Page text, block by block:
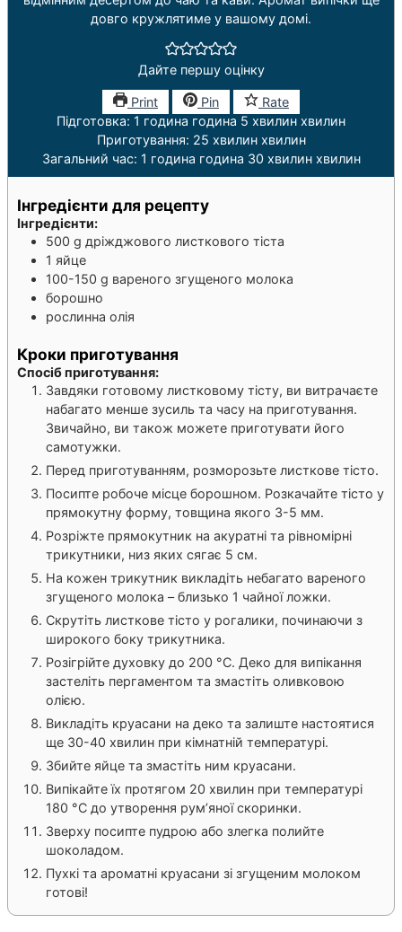
довго кружлятиме у вашому домі.
Дайте першу оцінку
Print Pin
Rate
Підготовка: 1 година година 5 хвилин хвилин
Приготування: 25 хвилин хвилин
Загальний час: 1 година година 30 хвилин хвилин
Інгредієнти для рецепту
Інгредієнти:
500 g дріжджового листкового тіста
1 яйце
100-150 g вареного згущеного молока
борошно
рослинна олія
Кроки приготування
Спосіб приготування:
Завдяки готовому листковому тісту, ви витрачаєте
набагато менше зусиль та часу на приготування.
Звичайно, ви також можете приготувати його
самотужки.
Перед приготуванням, розморозьте листкове тісто.
Посипте робоче місце борошном. Розкачайте тісто у
прямокутну форму, товщина якого 3-5 мм.
Розріжте прямокутник на акуратні та рівномірні
трикутники, низ яких сягає 5 см.
На кожен трикутник викладіть небагато вареного
згущеного молока – близько 1 чайної ложки.
Скрутіть листкове тісто у рогалики, починаючи з
широкого боку трикутника.
Розігрійте духовку до 200 °С. Деко для випікання
застеліть пергаментом та змастіть оливковою
олією.
Викладіть круасани на деко та залиште настоятися
ще 30-40 хвилин при кімнатній температурі.
Збийте яйце та змастіть ним круасани.
Випікайте їх протягом 20 хвилин при температурі
180 °С до утворення рум’яної скоринки.
Зверху посипте пудрою або злегка полийте
шоколадом.
Пухкі та ароматні круасани зі згущеним молоком
готові!